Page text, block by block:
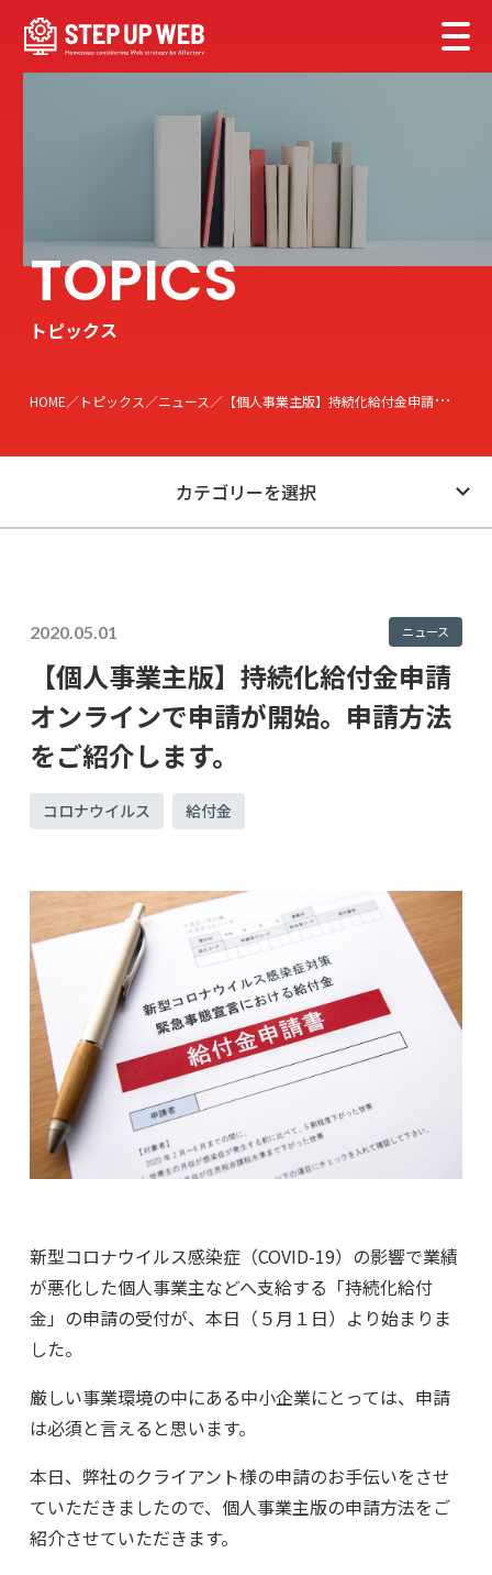
トピックス
HOME トピックス ニュース 【個人事業主版】持続化給付金申請オンラインで申請が開始。申請方法をご紹介します。
カテゴリーを選択
2020.05.01 ニュース
【個人事業主版】持続化給付金申請
オンラインで申請が開始。申請方法
をご紹介します。
コロナウイルス 給付金
新型コロナウイルス感染症（COVID-19）の影響で業績
が悪化した個人事業主などへ支給する「持続化給付
金」の申請の受付が、本日（５月１日）より始まりま
した。
厳しい事業環境の中にある中小企業にとっては、申請
は必須と言えると思います。
本日、弊社のクライアント様の申請のお手伝いをさせ
ていただきましたので、個人事業主版の申請方法をご
紹介させていただきます。